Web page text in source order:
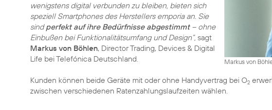
Markus von
wenigstens digital verbunden zu bleiben, bieten sich
speziell Smartphones des Herstellers emporia an. Sie
sindperfekt auf ihre Bedürfnisse abgestimmt– ohne
Einbußen bei Funktionalitätsumfang und Design“, sagt
Markus von Böhlen, Director Trading, Devices & Digital
Life bei Telefónica Deutschland.
Kunden können beide Geräte mit oder ohne Handyvertrag bei O2
zwischen verschiedenen Ratenzahlungslaufzeiten wählen.